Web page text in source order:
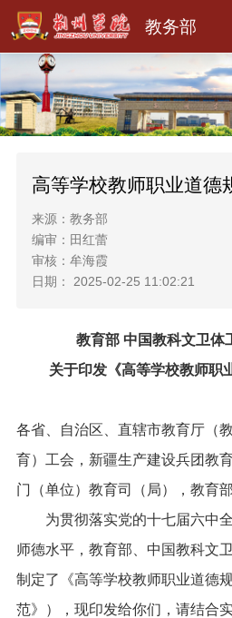
教务部
高等学校教师职业道德
来源：教务部
编审：田红蕾
审核：牟海霞
日期： 2025-02-25 11:02:21
教育部 中国教科文卫体
关于印发《高等学校教师职
各省、自治区、直辖市教育厅（
育）工会，新疆生产建设兵团教
门（单位）教育司（局），教育
为贯彻落实党的十七届六中全
师德水平，教育部、中国教科文
制定了《高等学校教师职业道德
范》），现印发给你们，请结合